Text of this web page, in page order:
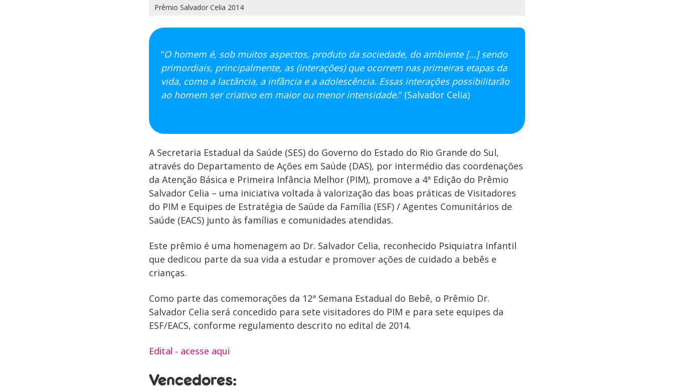
Prêmio Salvador Celia 2014
“O homem é, sob muitos aspectos, produto da sociedade, do ambiente […] sendo
primordiais, principalmente, as (interações) que ocorrem nas primeiras etapas da
vida, como a lactância, a infância e a adolescência. Essas interações possibilitarão
ao homem ser criativo em maior ou menor intensidade.” (Salvador Celia)
A Secretaria Estadual da Saúde (SES) do Governo do Estado do Rio Grande do Sul,
através do Departamento de Ações em Saúde (DAS), por intermédio das coordenações
da Atenção Básica e Primeira Infância Melhor (PIM), promove a 4ª Edição do Prêmio
Salvador Celia – uma iniciativa voltada à valorização das boas práticas de Visitadores
do PIM e Equipes de Estratégia de Saúde da Família (ESF) / Agentes Comunitários de
Saúde (EACS) junto às famílias e comunidades atendidas.
Este prêmio é uma homenagem ao Dr. Salvador Celia, reconhecido Psiquiatra Infantil
que dedicou parte da sua vida a estudar e promover ações de cuidado a bebês e
crianças.
Como parte das comemorações da 12ª Semana Estadual do Bebê, o Prêmio Dr.
Salvador Celia será concedido para sete visitadores do PIM e para sete equipes da
ESF/EACS, conforme regulamento descrito no edital de 2014.
Edital - acesse aqui
Vencedores: